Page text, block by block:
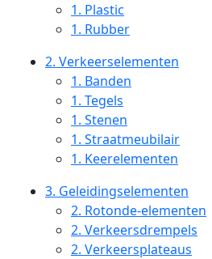
1. Plastic
1. Rubber
2. Verkeerselementen
1. Banden
1. Tegels
1. Stenen
1. Straatmeubilair
1. Keerelementen
3. Geleidingselementen
2. Rotonde-elementen
2. Verkeersdrempels
2. Verkeersplateaus